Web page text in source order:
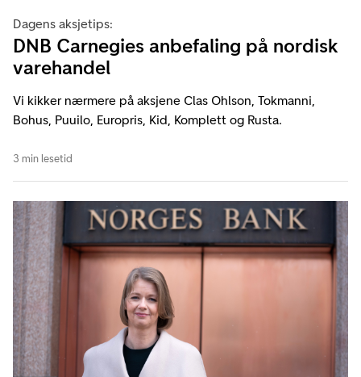
Dagens aksjetips:
DNB Carnegies anbefaling på nordisk
varehandel
Vi kikker nærmere på aksjene Clas Ohlson, Tokmanni,
Bohus, Puuilo, Europris, Kid, Komplett og Rusta.
3 min lesetid